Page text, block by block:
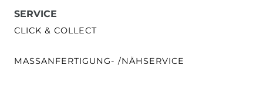
SERVICE
CLICK & COLLECT
MASSANFERTIGUNG- /NÄHSERVICE